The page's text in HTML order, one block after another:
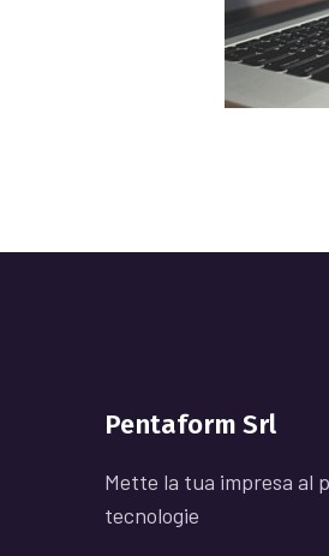
Pentaform Srl
Mette la tua impresa al
tecnologie